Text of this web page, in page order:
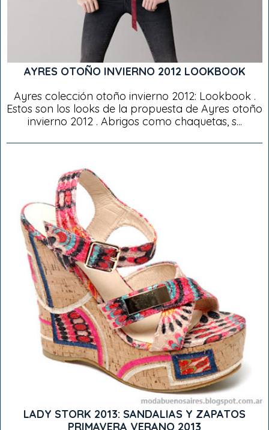
AYRES OTOÑO INVIERNO 2012 LOOKBOOK
Ayres colección otoño invierno 2012: Lookbook .
Estos son los looks de la propuesta de Ayres otoño
invierno 2012 . Abrigos como chaquetas, s...
LADY STORK 2013: SANDALIAS Y ZAPATOS
PRIMAVERA VERANO 2013